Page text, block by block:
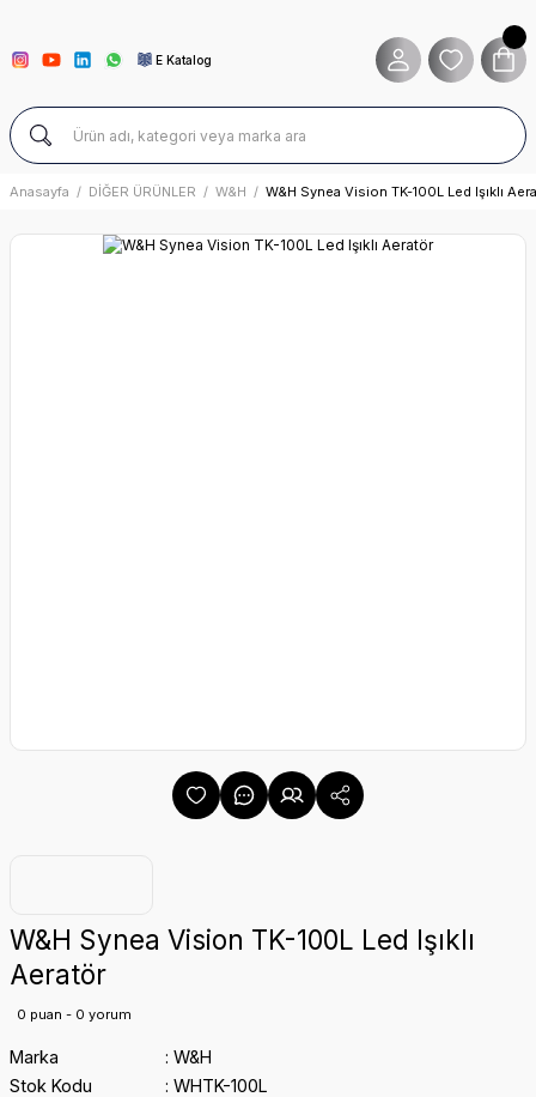
E Katalog
Anasayfa DİĞER ÜRÜNLER W&H W&H Synea Vision TK-100L Led Işıklı
W&H Synea Vision TK-100L Led Işıklı
Aeratör
0 puan - 0 yorum
Marka
W&H
Stok Kodu
WHTK-100L